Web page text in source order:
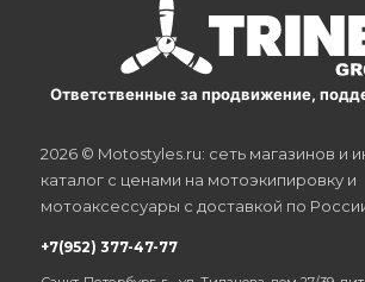
Ответственные за продвижение,
2026 © Motostyles.ru: сеть магазинов и
каталог с ценами на мотоэкипировку и
мотоаксессуары с доставкой по
+7(952) 377-47-77